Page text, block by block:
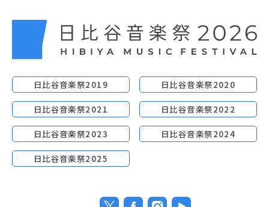
日比谷音楽祭2019 日比谷音楽祭2020
日比谷音楽祭2021 日比谷音楽祭2022
日比谷音楽祭2023 日比谷音楽祭2024
日比谷音楽祭2025